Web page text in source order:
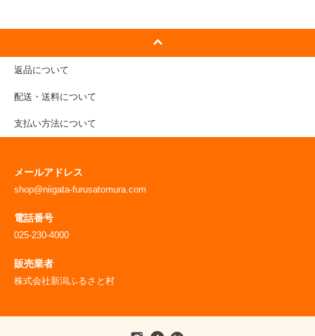
返品について
配送・送料について
支払い方法について
メールアドレス
shop@niigata-furusatomura.com
電話番号
025-230-4000
販売業者
株式会社新潟ふるさと村